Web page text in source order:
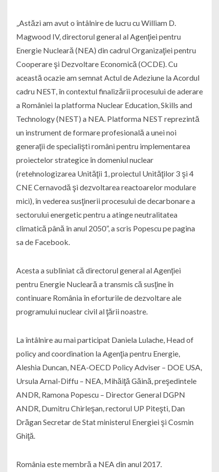
„Astăzi am avut o întâlnire de lucru cu William D.
Magwood IV, directorul general al Agenţiei pentru
Energie Nucleară (NEA) din cadrul Organizaţiei pentru
Cooperare şi Dezvoltare Economică (OCDE). Cu
această ocazie am semnat Actul de Adeziune la Acordul
cadru NEST, în contextul finalizării procesului de aderare
a României la platforma Nuclear Education, Skills and
Technology (NEST) a NEA. Platforma NEST reprezintă
un instrument de formare profesională a unei noi
generaţii de specialişti români pentru implementarea
proiectelor strategice în domeniul nuclear
(retehnologizarea Unităţii 1, proiectul Unităţilor 3 şi 4
CNE Cernavodă şi dezvoltarea reactoarelor modulare
mici), în vederea susţinerii procesului de decarbonare a
sectorului energetic pentru a atinge neutralitatea
climatică până în anul 2050”, a scris Popescu pe pagina
sa de Facebook.
Acesta a subliniat că directorul general al Agenţiei
pentru Energie Nucleară a transmis că susţine în
continuare România în eforturile de dezvoltare ale
programului nuclear civil al ţării noastre.
La întâlnire au mai participat Daniela Lulache, Head of
policy and coordination la Agenţia pentru Energie,
Aleshia Duncan, NEA-OECD Policy Adviser – DOE USA,
Ursula Arnal-Diffu – NEA, Mihăiţă Găină, preşedintele
ANDR, Ramona Popescu – Director General DGPN
ANDR, Dumitru Chirleşan, rectorul UP Piteşti, Dan
Drăgan Secretar de Stat ministerul Energiei şi Cosmin
Ghiţă.
România este membră a NEA din anul 2017.